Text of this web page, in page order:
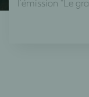
l’émission “Le